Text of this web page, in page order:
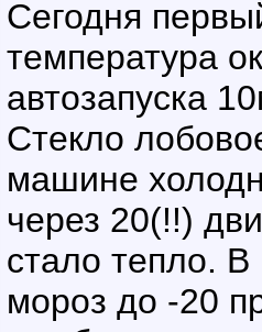
Сегодня
температура
автозапуска
Стекло
машине
через 20(!!)
стало тепло.
мороз до -20